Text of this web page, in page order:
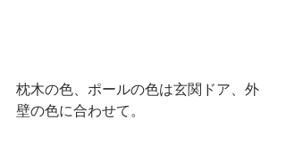
枕木の色、ポールの色は玄関ドア、外
壁の色に合わせて。